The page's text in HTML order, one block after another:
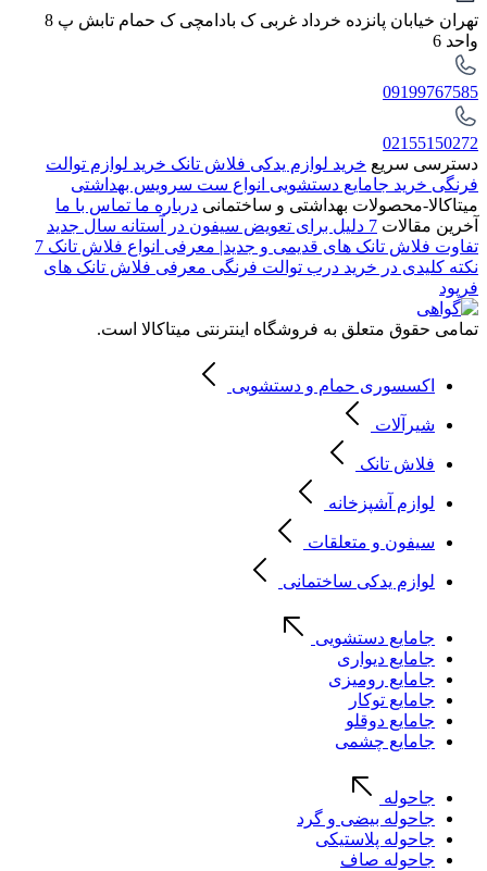
تهران خیابان پانزده خرداد غربی ک بادامچی ک حمام تابش پ 8
واحد 6
09199767585
02155150272
دسترسی سریع خرید لوازم یدکی فلاش تانک خرید لوازم توالت
فرنگی خرید جامایع دستشویی انواع ست سرویس بهداشتی
میتاکالا-محصولات بهداشتی و ساختمانی درباره ما تماس با ما
آخرین مقالات 7 دلیل برای تعویض سیفون در آستانه سال جدید
تفاوت فلاش تانک های قدیمی و جدید| معرفی انواع فلاش تانک 7
نکته کلیدی در خرید درب توالت فرنگی معرفی فلاش تانک های
فرپود
تمامی حقوق متعلق به فروشگاه اینترنتی میتاکالا است.
اکسسوری حمام و دستشویی
شیرآلات
فلاش تانک
لوازم آشپزخانه
سیفون و متعلقات
لوازم یدکی ساختمانی
جامایع دستشویی
جامایع دیواری
جامایع رومیزی
جامایع توکار
جامایع دوقلو
جامایع چشمی
جاحوله
جاحوله بیضی و گرد
جاحوله پلاستیکی
جاحوله صاف